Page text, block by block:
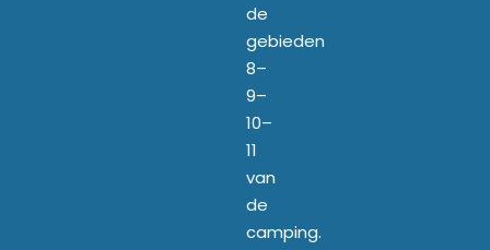
de
gebieden
8–
9–
10–
11
van
de
camping.